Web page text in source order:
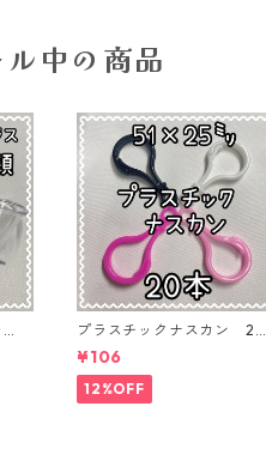
中の商品
プラスチックナスカン 20
本入り【PK-20】
¥106
12%OFF